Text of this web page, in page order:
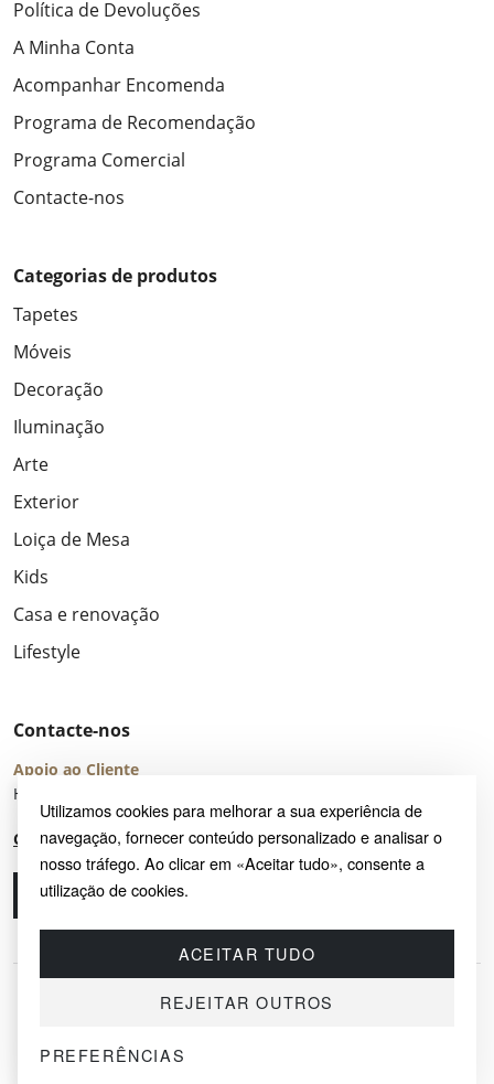
Utilizamos cookies para melhorar a sua experiência de
navegação, fornecer conteúdo personalizado e analisar o
nosso tráfego. Ao clicar em «Aceitar tudo», consente a
utilização de cookies.
ACEITAR TUDO
REJEITAR OUTROS
PREFERÊNCIAS
Política de Devoluções
A Minha Conta
Acompanhar Encomenda
Programa de Recomendação
Programa Comercial
Contacte-nos
Categorias de produtos
Tapetes
Móveis
Decoração
Iluminação
Arte
Exterior
Loiça de Mesa
Kids
Casa e renovação
Lifestyle
Contacte-nos
Apoio ao Cliente
Horário de Atendimento: seg – sex 8:00 – 16:00 (UTC+2)
Centro de Ajuda
Ligue-nos
© 2026 SAYRUG OÜ · KESKLINNA LINNAOSA, AHTRI TN 12, 10151, TALLINN,